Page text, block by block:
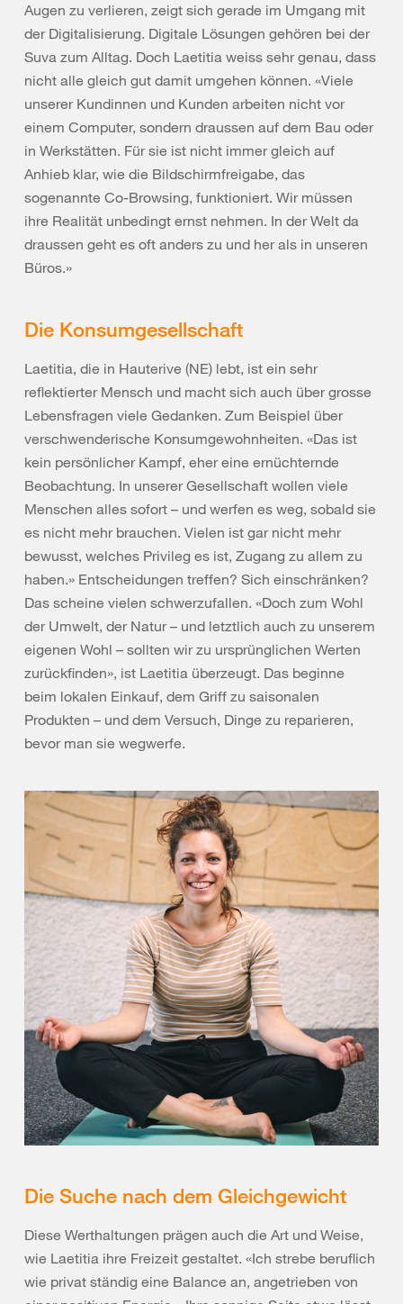
Augen zu verlieren, zeigt sich gerade im Umgang mit
der Digitalisierung. Digitale Lösungen gehören bei der
Suva zum Alltag. Doch Laetitia weiss sehr genau, dass
nicht alle gleich gut damit umgehen können. «Viele
unserer Kundinnen und Kunden arbeiten nicht vor
einem Computer, sondern draussen auf dem Bau oder
in Werkstätten. Für sie ist nicht immer gleich auf
Anhieb klar, wie die Bildschirmfreigabe, das
sogenannte Co-Browsing, funktioniert. Wir müssen
ihre Realität unbedingt ernst nehmen. In der Welt da
draussen geht es oft anders zu und her als in unseren
Büros.»
Die Konsumgesellschaft
Laetitia, die in Hauterive (NE) lebt, ist ein sehr
reflektierter Mensch und macht sich auch über grosse
Lebensfragen viele Gedanken. Zum Beispiel über
verschwenderische Konsumgewohnheiten. «Das ist
kein persönlicher Kampf, eher eine ernüchternde
Beobachtung. In unserer Gesellschaft wollen viele
Menschen alles sofort – und werfen es weg, sobald sie
es nicht mehr brauchen. Vielen ist gar nicht mehr
bewusst, welches Privileg es ist, Zugang zu allem zu
haben.» Entscheidungen treffen? Sich einschränken?
Das scheine vielen schwerzufallen. «Doch zum Wohl
der Umwelt, der Natur – und letztlich auch zu unserem
eigenen Wohl – sollten wir zu ursprünglichen Werten
zurückfinden», ist Laetitia überzeugt. Das beginne
beim lokalen Einkauf, dem Griff zu saisonalen
Produkten – und dem Versuch, Dinge zu reparieren,
bevor man sie wegwerfe.
Die Suche nach dem Gleichgewicht
Diese Werthaltungen prägen auch die Art und Weise,
wie Laetitia ihre Freizeit gestaltet. «Ich strebe beruflich
wie privat ständig eine Balance an, angetrieben von